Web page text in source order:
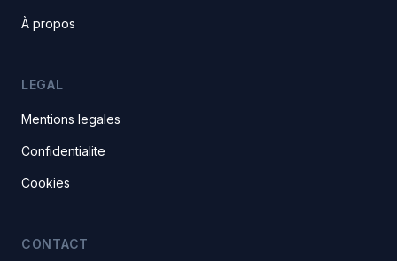
À propos
LEGAL
Mentions legales
Confidentialite
Cookies
CONTACT